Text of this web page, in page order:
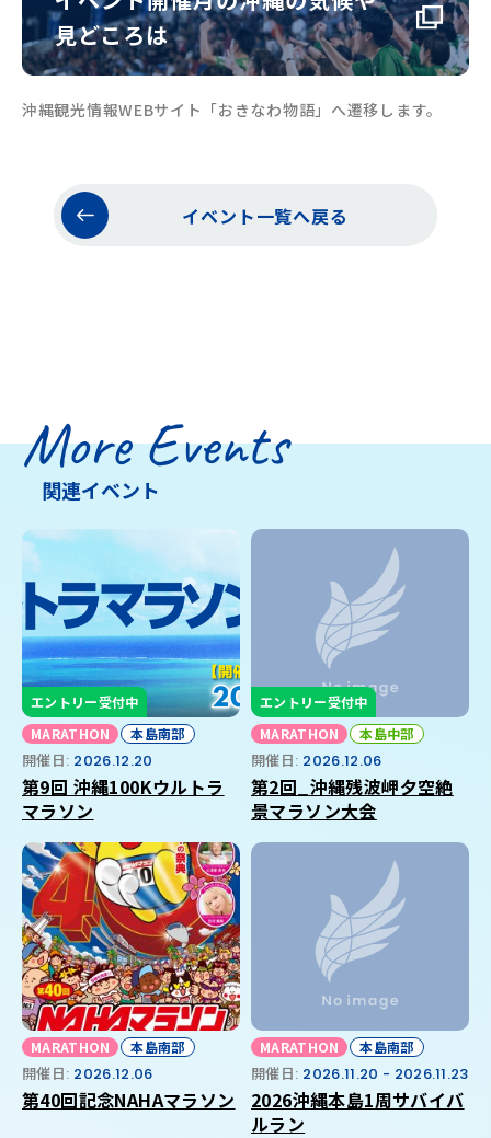
見どころは
沖縄観光情報WEBサイト「おきなわ物語」へ遷移します。
イベント一覧へ戻る
More Events
関連イベント
エントリー受付中
MARATHON
本島南部
開催日: 2026.12.20
第9回 沖縄100Kウルトラ
マラソン
エントリー受付中
MARATHON
本島中部
開催日: 2026.12.06
第2回_沖縄残波岬夕空絶
景マラソン大会
MARATHON 本島南部
開催日: 2026.12.06
第40回記念NAHAマラソン
MARATHON 本島南部
開催日: 2026.11.20 - 2026.11.23
2026沖縄本島1周サバイバ
ルラン